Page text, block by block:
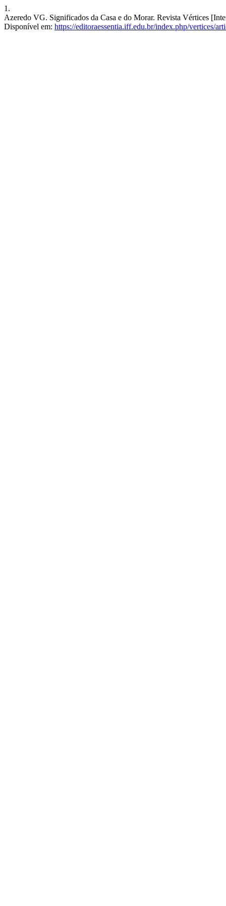
1.
Azeredo VG. Significados da Casa e do Morar. Revista Vértices
Disponível em: https://editoraessentia.iff.edu.br/index.php/vertices/